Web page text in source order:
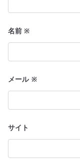
名前※
メール ※
サイト